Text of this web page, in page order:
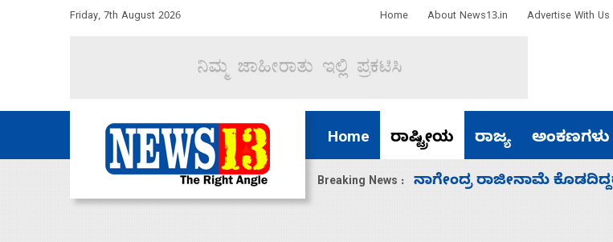
Friday, 7th August 2026 Home About News13.in Advertise With Us
Home ರಾಷ್ಟ್ರೀಯ ರಾಜ್ಯ ಅಂಕಣಗಳು
Breaking News :
ಸದನ ನಡೆಸಲು ಬಿಡೆವು: ಛಲವಾದಿ ನಾರಾಯಣಸ್ವಾಮಿ ಸಚಿವ ಸಂಪುಟ ವಿಸ್ತರಣೆ